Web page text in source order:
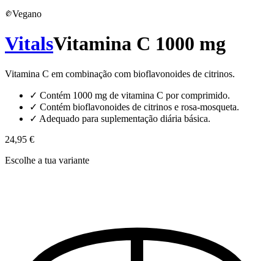
Vegano
VitalsVitamina C 1000 mg
Vitamina C em combinação com bioflavonoides de citrinos.
✓ Contém 1000 mg de vitamina C por comprimido.
✓ Contém bioflavonoides de citrinos e rosa-mosqueta.
✓ Adequado para suplementação diária básica.
24,95 €
Escolhe a tua variante